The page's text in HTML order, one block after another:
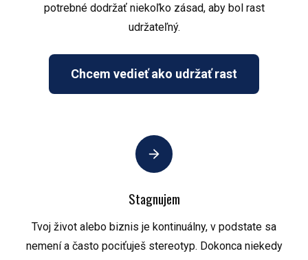
potrebné dodržať niekoľko zásad, aby bol rast
udržateľný.
Chcem vedieť ako udržať rast
Stagnujem
Tvoj život alebo biznis je kontinuálny, v podstate sa
nemení a často pociťuješ stereotyp. Dokonca niekedy